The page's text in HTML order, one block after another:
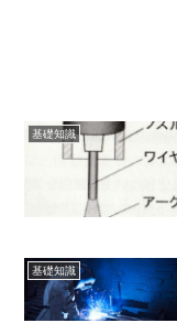
基礎知識
基礎知識